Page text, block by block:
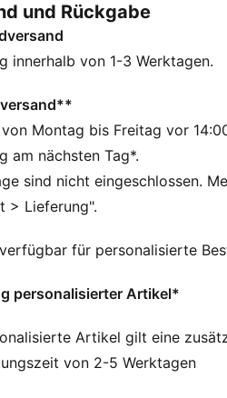
Breite
aus Leder
für: neutrale Pronation
Details
und Rückgabe
innerhalb von 1-3 Werktagen.
Montag bis Freitag vor
am nächsten Tag*.
sind nicht eingeschlossen.
> Lieferung".
für personalisierte
personalisierter Artikel*
Artikel gilt eine
von 2-5 Werktagen